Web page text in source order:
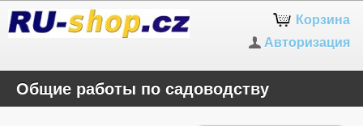
Корзина
Авторизация
Общие работы по садоводству